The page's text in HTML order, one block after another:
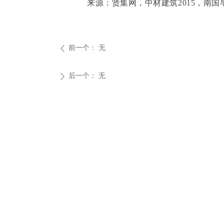
来源：贤集网，中材建筑2015，南国
ꄴ 前一个： 无
ꄲ 后一个： 无